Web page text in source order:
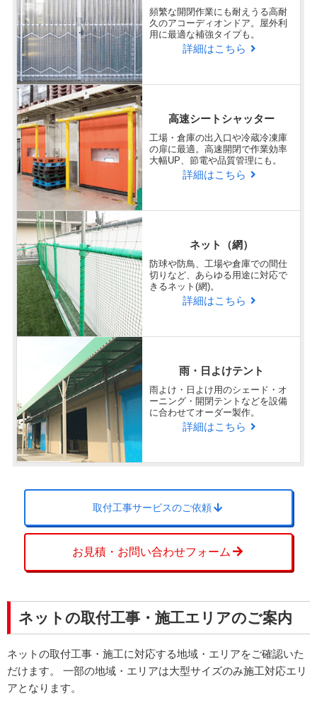
頻繁な開閉作業にも耐えうる高耐
久のアコーディオンドア。屋外利
用に最適な補強タイプも。
詳細はこちら
高速シートシャッター
工場・倉庫の出入口や冷蔵冷凍庫
の扉に最適。高速開閉で作業効率
大幅UP、節電や品質管理にも。
詳細はこちら
ネット（網）
防球や防鳥、工場や倉庫での間仕
切りなど、あらゆる用途に対応で
きるネット(網)。
詳細はこちら
雨・日よけテント
雨よけ・日よけ用のシェード・オ
ーニング・開閉テントなどを設備
に合わせてオーダー製作。
詳細はこちら
取付工事サービスのご依頼
お見積・お問い合わせフォーム
ネットの取付工事・施工エリアのご案内
ネットの取付工事・施工に対応する地域・エリアをご確認いた
だけます。 一部の地域・エリアは大型サイズのみ施工対応エリ
アとなります。